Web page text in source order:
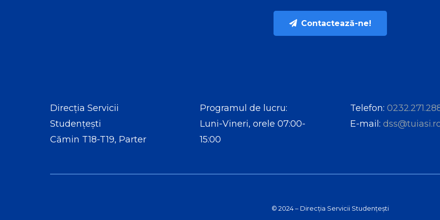
Contactează-ne!
Direcția Servicii
Studențești
Cămin T18-T19, Parter
Programul de lucru:
Luni-Vineri, orele 07:00-
15:00
Telefon:
E-mail:
© 2024 – Direcția Servicii Studențești